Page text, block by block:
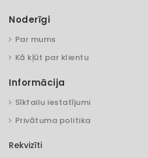
Noderīgi
Par mums
Kā kļūt par klientu
Informācija
Sīkfailu iestatījumi
Privātuma politika
Rekvizīti